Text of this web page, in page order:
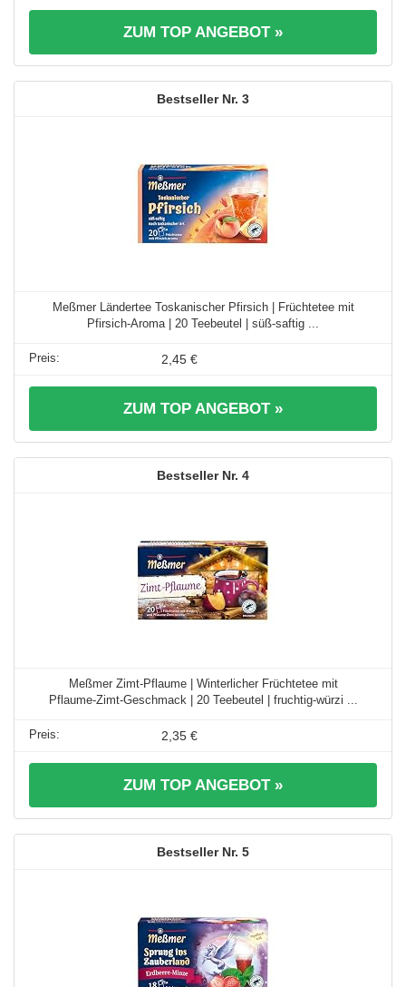
ZUM TOP ANGEBOT »
3
Meßmer Ländertee Toskanischer Pfirsich | Früchtetee mit
Pfirsich-Aroma | 20 Teebeutel | süß-saftig ...
2,45 €
ZUM TOP ANGEBOT »
4
Meßmer Zimt‑Pflaume | Winterlicher Früchtetee mit
Pflaume‑Zimt‑Geschmack | 20 Teebeutel | fruchtig‑würzi ...
2,35 €
ZUM TOP ANGEBOT »
5